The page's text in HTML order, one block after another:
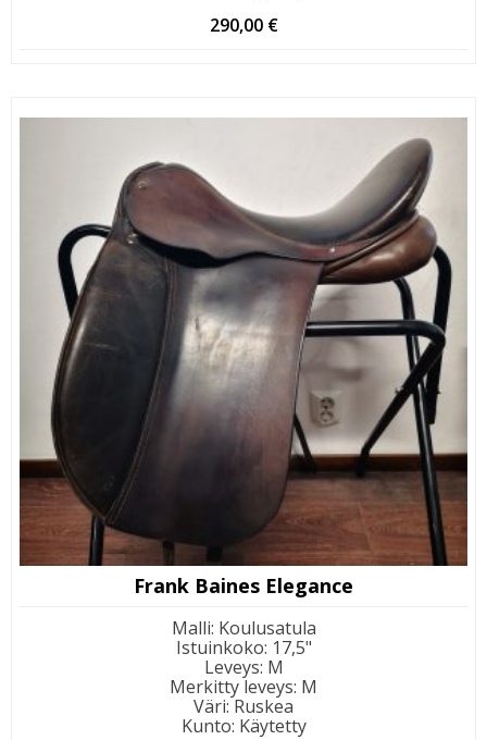
290,00 €
Frank Baines Elegance
Malli: Koulusatula
Istuinkoko: 17,5"
Leveys: M
Merkitty leveys: M
Väri: Ruskea
Kunto: Käytetty